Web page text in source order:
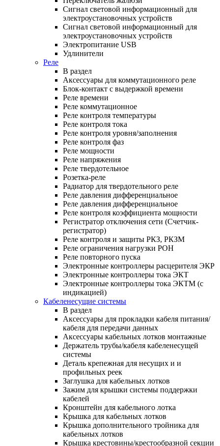
Сигнал световой информационный для
электроустановочных устройств
Сигнал световой информационный для
электроустановочных устройств
Электропитание USB
Удлинители
Реле
В раздел
Аксессуары для коммутационного реле
Блок-контакт с выдержкой времени
Реле времени
Реле коммутационное
Реле контроля температуры
Реле контроля тока
Реле контроля уровня/заполнения
Реле контроля фаз
Реле мощности
Реле напряжения
Реле твердотельное
Розетка-реле
Радиатор для твердотельного реле
Реле давления дифференциальное
Реле давления дифференциальное
Реле контроля коэффициента мощности
Регистратор отключения сети (Счетчик-
регистратор)
Реле контроля и защиты РКЗ, РКЗМ
Реле ограничения нагрузки РОН
Реле повторного пуска
Электронные контроллеры расцерителя ЭКР
Электронные контроллеры тока ЭКТ
Электронные контроллеры тока ЭКТМ (с
индикацией)
Кабеленесущие системы
В раздел
Аксессуары для прокладки кабеля питания/
кабеля для передачи данных
Аксессуары кабельных лотков монтажные
Держатель трубы/кабеля кабеленесущей
системы
Деталь крепежная для несущих и и
профильных реек
Заглушка для кабельных лотков
Зажим для крышки системы поддержки
кабелей
Кронштейн для кабельного лотка
Крышка для кабельных лотков
Крышка дополнительного тройника для
кабельных лотков
Крышка крестовины/крестообразной секции